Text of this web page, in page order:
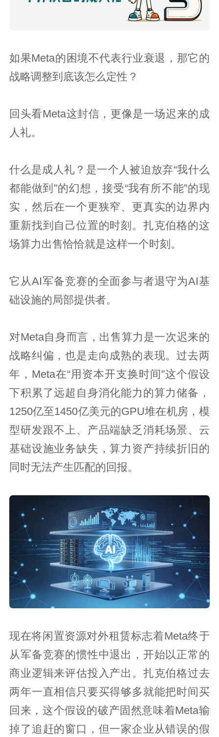
如果Meta的困境不代表行业衰退，那它的
战略调整到底该怎么定性？
回头看Meta这封信，更像是一场迟来的成
人礼。
什么是成人礼？是一个人被迫放弃“我什么
都能做到”的幻想，接受“我有所不能”的现
实，然后在一个更狭窄、更真实的边界内
重新找到自己位置的时刻。扎克伯格的这
场算力出售恰恰就是这样一个时刻。
它从AI军备竞赛的全面参与者退守为AI基
础设施的局部提供者。
对Meta自身而言，出售算力是一次迟来的
战略纠偏，也是走向成熟的表现。过去两
年，Meta在“用资本开支换时间”这个假设
下积累了远超自身消化能力的算力储备，
1250亿至1450亿美元的GPU堆在机房，模
型研发跟不上、产品端缺乏消耗场景、云
基础设施业务缺失，算力资产持续折旧的
同时无法产生匹配的回报。
现在将闲置资源对外租赁标志着Meta终于
从军备竞赛的惯性中退出，开始以正常的
商业逻辑来评估投入产出。扎克伯格过去
两年一直相信只要买得够多就能把时间买
回来，这个假设的破产固然意味着Meta输
掉了追赶的窗口，但一家企业从错误的假